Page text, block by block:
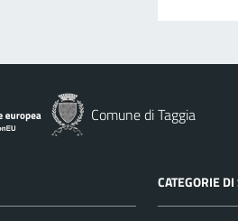
Comune di Taggia
CATEGORIE